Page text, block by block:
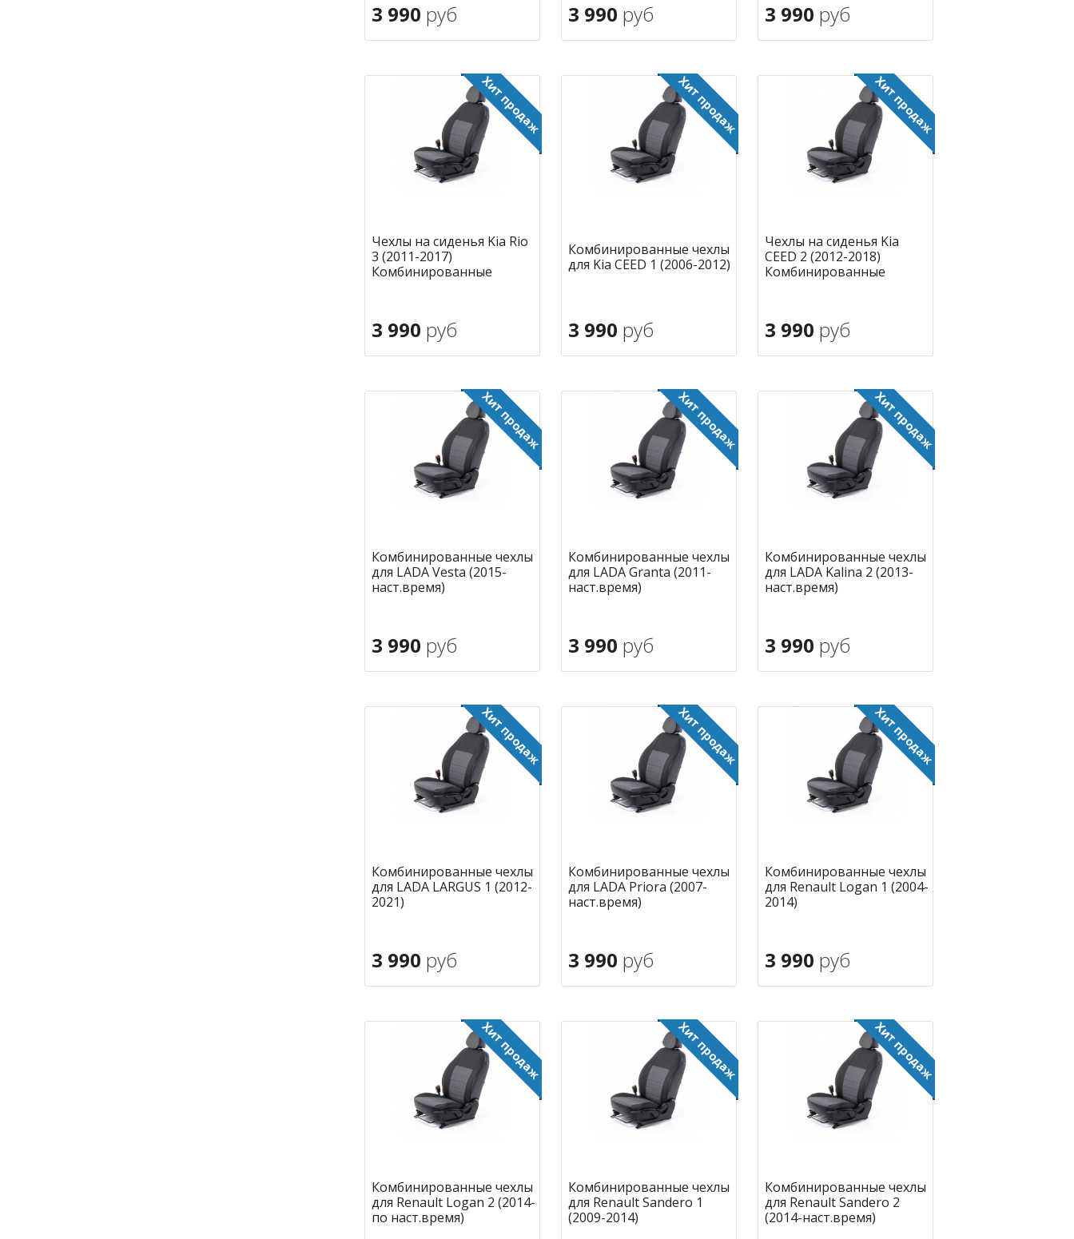
3 990 руб 3 990 руб 3 990 руб
Чехлы на сиденья Kia Rio
3 (2011-2017)
Комбинированные
3 990 руб
Комбинированные чехлы
для Kia CEED 1 (2006-2012)
3 990 руб
Чехлы на сиденья Kia
CEED 2 (2012-2018)
Комбинированные
3 990 руб
Комбинированные чехлы
для LADA Vesta (2015-
наст.время)
3 990 руб
В корзину
Комбинированные чехлы
для LADA Granta (2011-
наст.время)
3 990 руб
В корзину
Комбинированные чехлы
для LADA Kalina 2 (2013-
наст.время)
3 990 руб
В корзину
Комбинированные чехлы
для LADA LARGUS 1 (2012-
2021)
3 990 руб
Комбинированные чехлы
для LADA Priora (2007-
наст.время)
3 990 руб
Комбинированные чехлы
для Renault Logan 1 (2004-
2014)
3 990 руб
Комбинированные чехлы
для Renault Logan 2 (2014-
по наст.время)
Комбинированные чехлы
для Renault Sandero 1
(2009-2014)
Комбинированные чехлы
для Renault Sandero 2
(2014-наст.время)